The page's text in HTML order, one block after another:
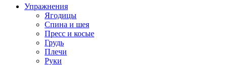
Упражнения
Ягодицы
Спина и шея
Пресс и косые
Грудь
Плечи
Руки